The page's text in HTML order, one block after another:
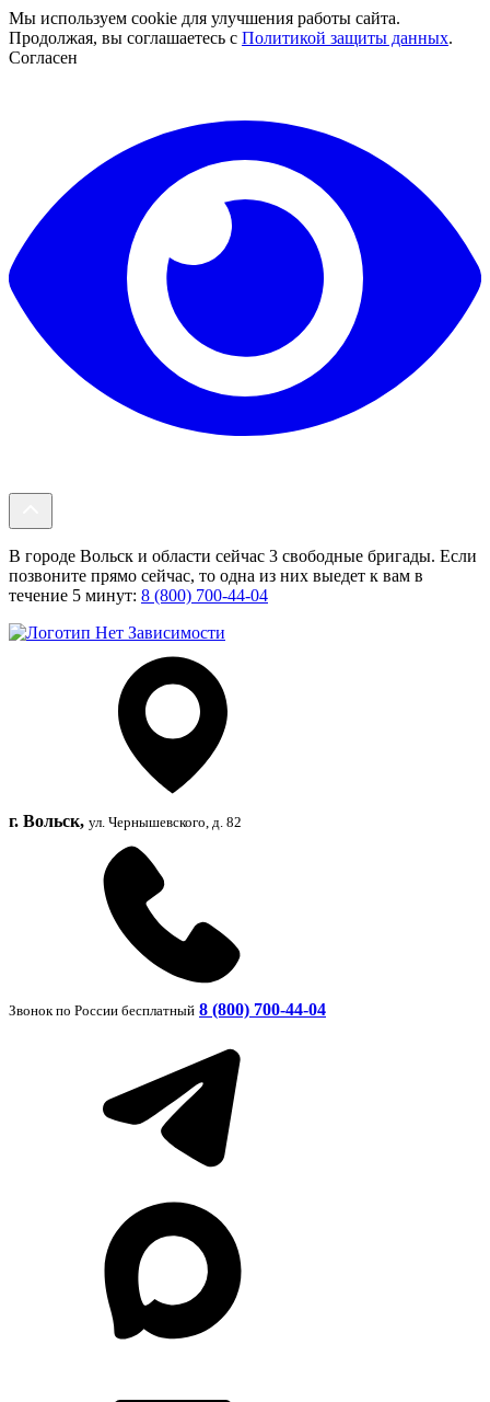
Мы используем cookie для улучшения работы сайта.
Продолжая, вы соглашаетесь с Политикой защиты данных.
Согласен
В городе Вольск и области сейчас 3 свободные бригады. Если
позвоните прямо сейчас, то одна из них выедет к вам в
течение 5 минут: 8 (800) 700-44-04
г. Вольск, ул. Чернышевского, д. 82
Звонок по России бесплатный 8 (800) 700-44-04